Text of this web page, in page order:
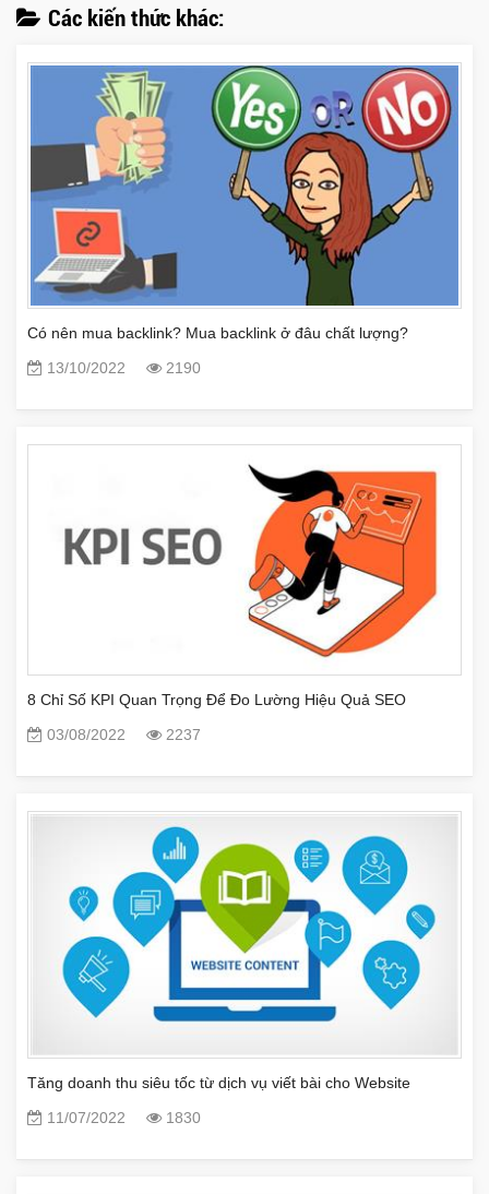
Các kiến thức khác:
Có nên mua backlink? Mua backlink ở đâu chất lượng?
13/10/2022
2190
8 Chỉ Số KPI Quan Trọng Để Đo Lường Hiệu Quả SEO
03/08/2022
2237
Tăng doanh thu siêu tốc từ dịch vụ viết bài cho Website
11/07/2022
1830